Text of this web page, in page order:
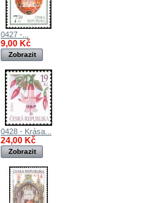
0427 -...
9,00 Kč
Zobrazit
0428 - Krása...
24,00 Kč
Zobrazit